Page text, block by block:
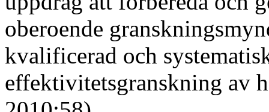
oberoende
kvalificerad och
effektivitetsgranskning av